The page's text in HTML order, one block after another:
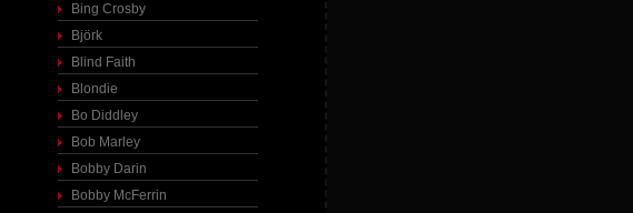
Bing Crosby
Björk
Blind Faith
Blondie
Bo Diddley
Bob Marley
Bobby Darin
Bobby McFerrin